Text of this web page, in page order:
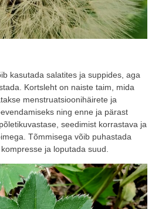
kasutada salatites ja suppides, aga
Kortsleht on naiste taim, mida
menstruatsioonihäirete ja
ning enne ja pärast
seedimist korrastava ja
Tõmmisega võib puhastada
ja loputada suud.